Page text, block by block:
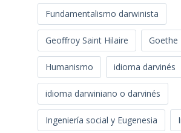
Fundamentalismo darwinista
Geoffroy Saint Hilaire Goethe
Humanismo idioma darvinés
idioma darwiniano o darvinés
Ingeniería social y Eugenesia